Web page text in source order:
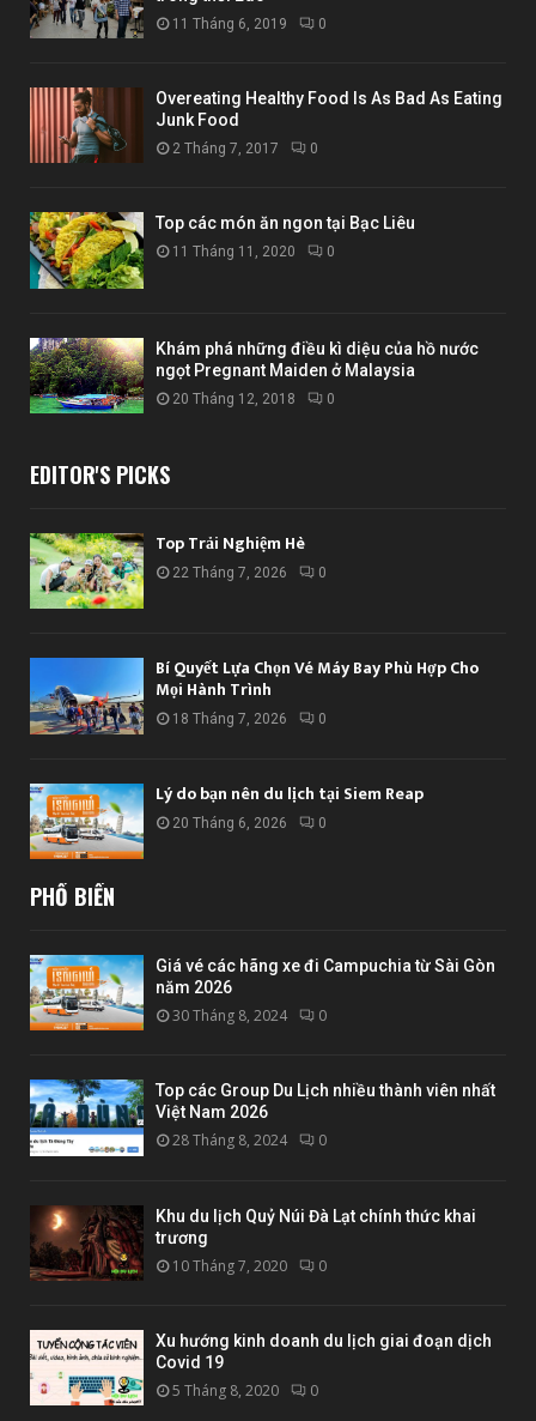
11 Tháng 6, 2019 0
Overeating Healthy Food Is As Bad As Eating
Junk Food
2 Tháng 7, 2017 0
Top các món ăn ngon tại Bạc Liêu
11 Tháng 11, 2020 0
Khám phá những điều kì diệu của hồ nước
ngọt Pregnant Maiden ở Malaysia
20 Tháng 12, 2018 0
EDITOR'S PICKS
Top Trải Nghiệm Hè
22 Tháng 7, 2026 0
Bí Quyết Lựa Chọn Vé Máy Bay Phù Hợp Cho
Mọi Hành Trình
18 Tháng 7, 2026 0
Lý do bạn nên du lịch tại Siem Reap
20 Tháng 6, 2026 0
PHỔ BIẾN
Giá vé các hãng xe đi Campuchia từ Sài Gòn
năm 2026
30 Tháng 8, 2024 0
Top các Group Du Lịch nhiều thành viên nhất
Việt Nam 2026
28 Tháng 8, 2024 0
Khu du lịch Quỷ Núi Đà Lạt chính thức khai
trương
10 Tháng 7, 2020 0
Xu hướng kinh doanh du lịch giai đoạn dịch
Covid 19
5 Tháng 8, 2020 0